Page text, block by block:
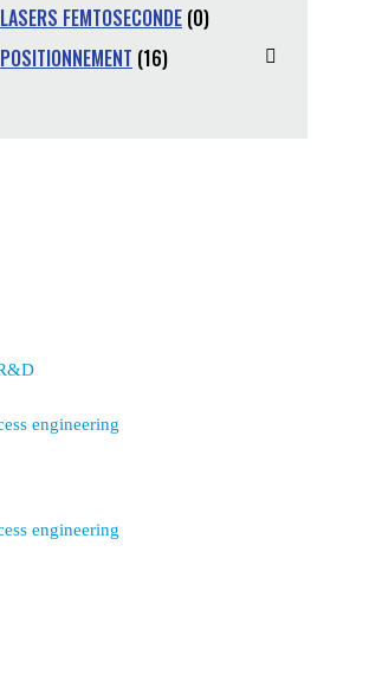
LASERS FEMTOSECONDE (0)
POSITIONNEMENT (16)